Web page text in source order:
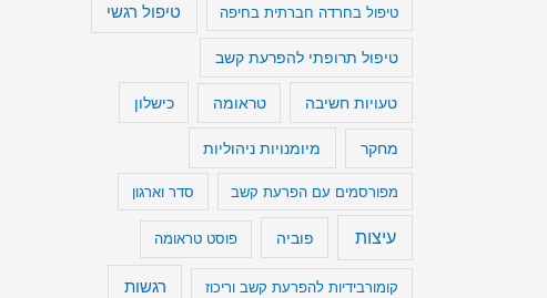
טיפול בחרדה חברתית בחיפה טיפול רגשי
טיפול תרופתי להפרעת קשב
טעויות חשיבה טראומה כישלון
מחקר מיומנויות ניהוליות
מפורסמים עם הפרעת קשב סדר וארגון
עיצות פוביה פוסט טראומה
קומורבידיות להפרעת קשב וריכוז רגשות